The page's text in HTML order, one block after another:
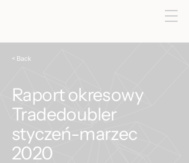
< Back
Raport okresowy
Tradedoubler
styczeń-marzec
2020